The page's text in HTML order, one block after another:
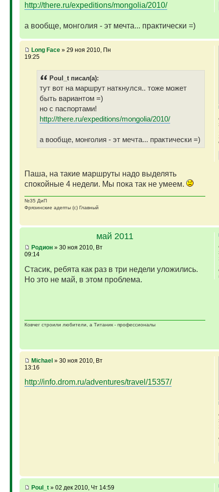
http://there.ru/expeditions/mongolia/2010/
а вообще, монголия - эт мечта... практически =)
Long Face» 29 ноя 2010, Пн
19:25
Poul_t писал(а):
тут вот на маршрут наткнулся.. тоже может
быть вариантом =)
но с паспортами!
http://there.ru/expeditions/mongolia/2010/
а вообще, монголия - эт мечта... практически =)
Паша, на такие маршруты надо выделять
спокойные 4 недели. Мы пока так не умеем.
№35 ДиП
Фрязинские адепты (с) Главный
май 2011
Родион» 30 ноя 2010, Вт
09:14
Стасик, ребята как раз в три недели уложились.
Но это не май, в этом проблема.
Ковчег строили любители, а Титаник - профессионалы
Michael » 30 ноя 2010, Вт
13:16
http://info.drom.ru/adventures/travel/15357/
Poul_t» 02 дек 2010, Чт 14:59